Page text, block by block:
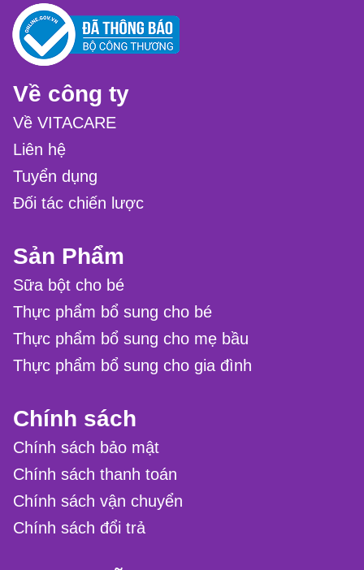
Về công ty
Về VITACARE
Liên hệ
Tuyển dụng
Đối tác chiến lược
Sản Phẩm
Sữa bột cho bé
Thực phẩm bổ sung cho bé
Thực phẩm bổ sung cho mẹ bầu
Thực phẩm bổ sung cho gia đình
Chính sách
Chính sách bảo mật
Chính sách thanh toán
Chính sách vận chuyển
Chính sách đổi trả